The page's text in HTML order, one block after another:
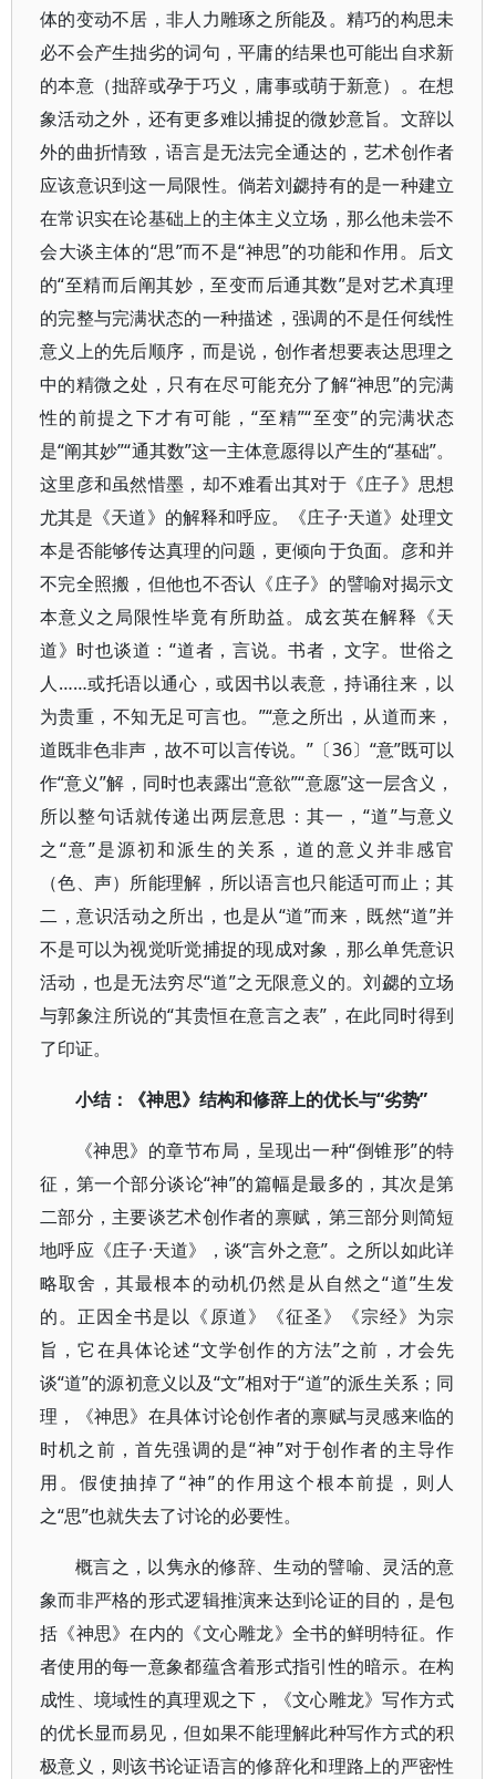
体的变动不居，非人力雕琢之所能及。精巧的构思未
必不会产生拙劣的词句，平庸的结果也可能出自求新
的本意（拙辞或孕于巧义，庸事或萌于新意）。在想
象活动之外，还有更多难以捕捉的微妙意旨。文辞以
外的曲折情致，语言是无法完全通达的，艺术创作者
应该意识到这一局限性。倘若刘勰持有的是一种建立
在常识实在论基础上的主体主义立场，那么他未尝不
会大谈主体的“思”而不是“神思”的功能和作用。后文
的“至精而后阐其妙，至变而后通其数”是对艺术真理
的完整与完满状态的一种描述，强调的不是任何线性
意义上的先后顺序，而是说，创作者想要表达思理之
中的精微之处，只有在尽可能充分了解“神思”的完满
性的前提之下才有可能，“至精”“至变”的完满状态
是“阐其妙”“通其数”这一主体意愿得以产生的“基础”。
这里彦和虽然惜墨，却不难看出其对于《庄子》思想
尤其是《天道》的解释和呼应。《庄子·天道》处理文
本是否能够传达真理的问题，更倾向于负面。彦和并
不完全照搬，但他也不否认《庄子》的譬喻对揭示文
本意义之局限性毕竟有所助益。成玄英在解释《天
道》时也谈道：“道者，言说。书者，文字。世俗之
人……或托语以通心，或因书以表意，持诵往来，以
为贵重，不知无足可言也。”“意之所出，从道而来，
道既非色非声，故不可以言传说。”〔36〕“意”既可以
作“意义”解，同时也表露出“意欲”“意愿”这一层含义，
所以整句话就传递出两层意思：其一，“道”与意义
之“意”是源初和派生的关系，道的意义并非感官
（色、声）所能理解，所以语言也只能适可而止；其
二，意识活动之所出，也是从“道”而来，既然“道”并
不是可以为视觉听觉捕捉的现成对象，那么单凭意识
活动，也是无法穷尽“道”之无限意义的。刘勰的立场
与郭象注所说的“其贵恒在意言之表”，在此同时得到
了印证。
小结：《神思》结构和修辞上的优长与“劣势”
《神思》的章节布局，呈现出一种“倒锥形”的特
征，第一个部分谈论“神”的篇幅是最多的，其次是第
二部分，主要谈艺术创作者的禀赋，第三部分则简短
地呼应《庄子·天道》，谈“言外之意”。之所以如此详
略取舍，其最根本的动机仍然是从自然之“道”生发
的。正因全书是以《原道》《征圣》《宗经》为宗
旨，它在具体论述“文学创作的方法”之前，才会先
谈“道”的源初意义以及“文”相对于“道”的派生关系；同
理，《神思》在具体讨论创作者的禀赋与灵感来临的
时机之前，首先强调的是“神”对于创作者的主导作
用。假使抽掉了“神”的作用这个根本前提，则人
之“思”也就失去了讨论的必要性。
概言之，以隽永的修辞、生动的譬喻、灵活的意
象而非严格的形式逻辑推演来达到论证的目的，是包
括《神思》在内的《文心雕龙》全书的鲜明特征。作
者使用的每一意象都蕴含着形式指引性的暗示。在构
成性、境域性的真理观之下，《文心雕龙》写作方式
的优长显而易见，但如果不能理解此种写作方式的积
极意义，则该书论证语言的修辞化和理路上的严密性